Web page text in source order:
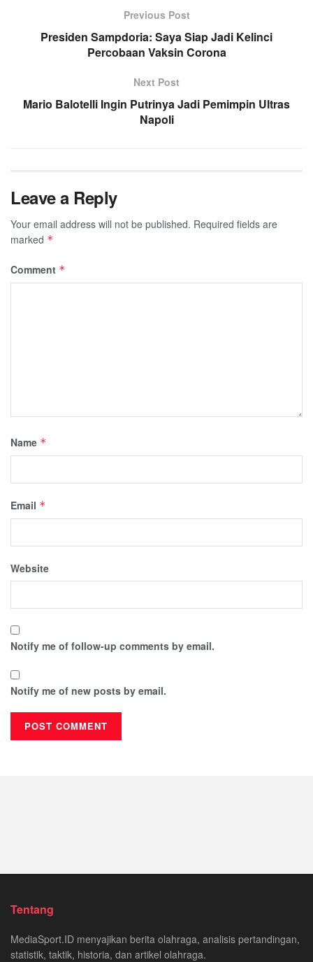
Previous Post
Presiden Sampdoria: Saya Siap Jadi Kelinci
Percobaan Vaksin Corona
Next Post
Mario Balotelli Ingin Putrinya Jadi Pemimpin Ultras
Napoli
Leave a Reply
Your email address will not be published. Required fields are
marked *
Comment *
Name *
Email *
Website
Notify me of follow-up comments by email.
Notify me of new posts by email.
Tentang
MediaSport.ID menyajikan berita olahraga, analisis pertandingan,
statistik, taktik, historia, dan artikel olahraga.